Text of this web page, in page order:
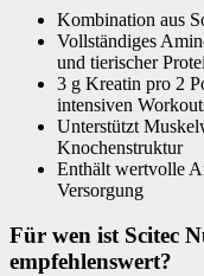
Kombination aus
Vollständiges
und tierischer
3 g Kreatin pro 2
intensiven
Unterstützt
Knochenstruktur
Enthält wertvolle
Versorgung
Für wen ist Scitec
empfehlenswert?